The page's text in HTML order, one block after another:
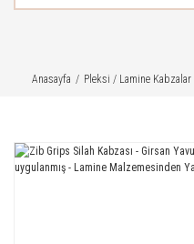
Anasayfa Pleksi / Lamine Kabzalar